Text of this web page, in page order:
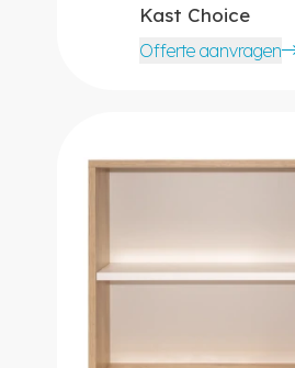
Kast Choice
Offerte aanvragen